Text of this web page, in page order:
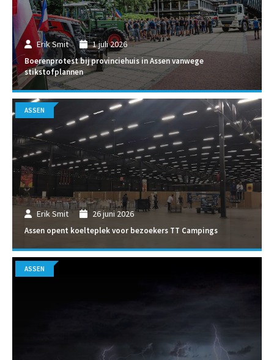
Erik Smit 1 juli 2026
Boerenprotest bij provinciehuis in Assen vanwege
stikstofplannen
Erik Smit 26 juni 2026
Assen opent koelteplek voor bezoekers TT Campings
ASSEN
ASSEN